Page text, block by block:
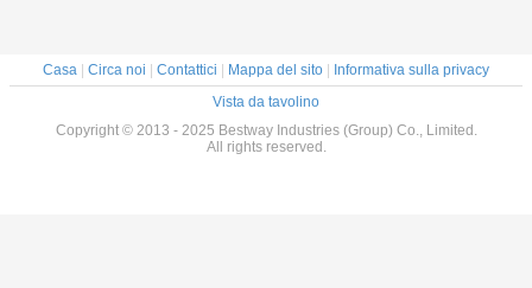
Casa Circa noi Contattici Mappa del sito
Informativa sulla privacy
Vista da tavolino
Copyright © 2013 - 2025 Bestway Industries (Group) Co., Limited.
All rights reserved.